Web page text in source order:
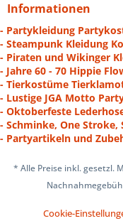
Informationen
- Partykleidung
- Steampunk Kleidung
- Piraten und Wikinger
- Jahre 60 - 70 Hippie
- Tierkostüme
- Lustige JGA Motto
- Oktoberfeste
- Schminke, One Stroke,
- Partyartikeln und
* Alle Preise inkl. gesetzl.
Cookie-